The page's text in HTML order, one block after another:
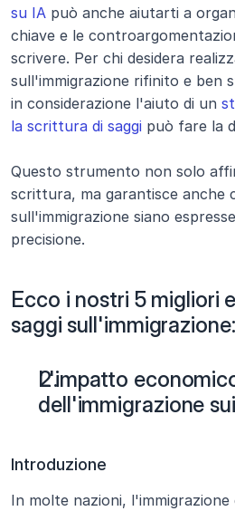
su IA può anche aiutarti a
chiave e le
scrivere. Per chi desidera
sull'immigrazione rifinito e ben
in considerazione l'aiuto di un
la scrittura di saggi può fare la
Questo strumento non solo
scrittura, ma garantisce anche
sull'immigrazione siano
precisione.
Ecco i nostri 5 migliori
saggi sull'immigrazione:
L'impatto
dell'immigrazione
Introduzione
In molte nazioni,